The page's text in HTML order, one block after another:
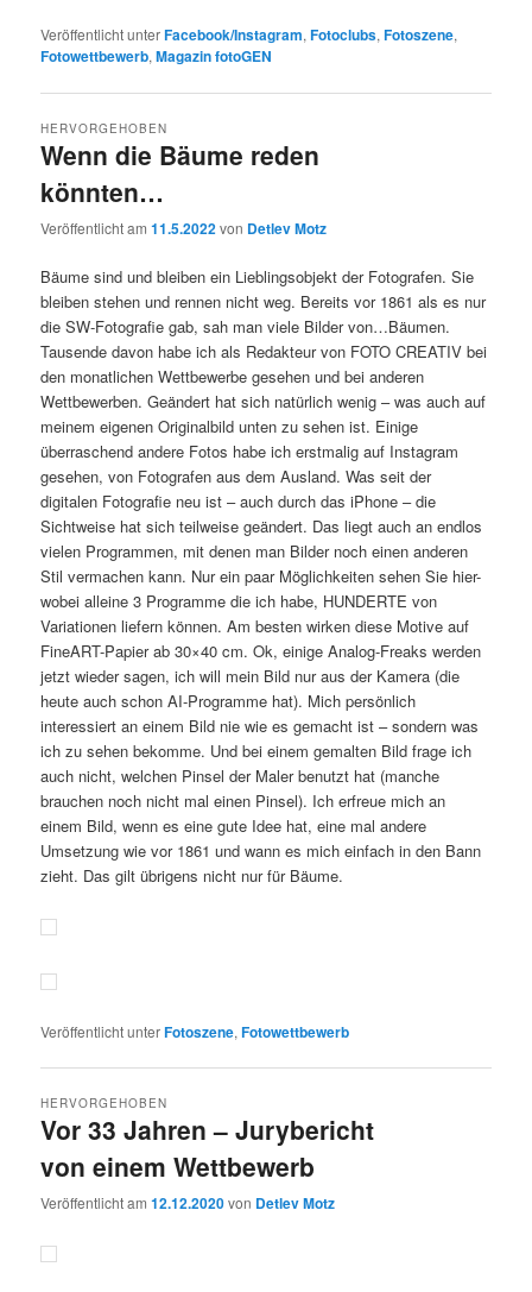
Veröffentlicht unterFacebook/Instagram,Fotoclubs,Fotoszene,
Fotowettbewerb,Magazin fotoGEN
Wenn die Bäume reden
könnten…
HERVORGEHOBEN
Veröffentlicht am11.5.2022von Detlev Motz
Bäume sind und bleiben ein Lieblingsobjekt der Fotografen. Sie
bleiben stehen und rennen nicht weg. Bereits vor 1861 als es nur
die SW-Fotografie gab, sah man viele Bilder von…Bäumen.
Tausende davon habe ich als Redakteur von FOTO CREATIV bei
den monatlichen Wettbewerbe gesehen und bei anderen
Wettbewerben. Geändert hat sich natürlich wenig – was auch auf
meinem eigenen Originalbild unten zu sehen ist. Einige
überraschend andere Fotos habe ich erstmalig auf Instagram
gesehen, von Fotografen aus dem Ausland. Was seit der
digitalen Fotografie neu ist – auch durch das iPhone – die
Sichtweise hat sich teilweise geändert. Das liegt auch an endlos
vielen Programmen, mit denen man Bilder noch einen anderen
Stil vermachen kann. Nur ein paar Möglichkeiten sehen Sie hier-
wobei alleine 3 Programme die ich habe, HUNDERTE von
Variationen liefern können. Am besten wirken diese Motive auf
FineART-Papier ab 30×40 cm. Ok, einige Analog-Freaks werden
jetzt wieder sagen, ich will mein Bild nur aus der Kamera (die
heute auch schon AI-Programme hat). Mich persönlich
interessiert an einem Bild nie wie es gemacht ist – sondern was
ich zu sehen bekomme. Und bei einem gemalten Bild frage ich
auch nicht, welchen Pinsel der Maler benutzt hat (manche
brauchen noch nicht mal einen Pinsel). Ich erfreue mich an
einem Bild, wenn es eine gute Idee hat, eine mal andere
Umsetzung wie vor 1861 und wann es mich einfach in den Bann
zieht. Das gilt übrigens nicht nur für Bäume.
Veröffentlicht unterFotoszene,Fotowettbewerb
Vor 33 Jahren – Jurybericht
von einem Wettbewerb
HERVORGEHOBEN
Veröffentlicht am12.12.2020von Detlev Motz